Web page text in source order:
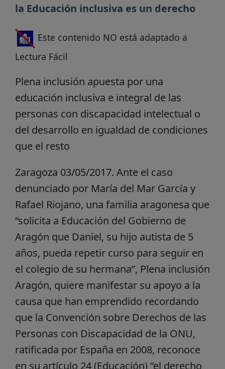
la Educación inclusiva es un derecho
Este contenido NO está adaptado a
Lectura Fácil
Plena inclusión apuesta por una
educación inclusiva e integral de las
personas con discapacidad intelectual o
del desarrollo en igualdad de condiciones
que el resto
Zaragoza 03/05/2017. Ante el caso
denunciado por María del Mar García y
Rafael Riojano, una familia aragonesa que
“solicita a Educación del Gobierno de
Aragón que Daniel, su hijo autista de 5
años, pueda repetir curso para seguir en
el colegio de su hermana”, Plena inclusión
Aragón, quiere manifestar su apoyo a la
causa que han emprendido recordando
que la Convención sobre Derechos de las
Personas con Discapacidad de la ONU,
ratificada por España en 2008, reconoce
en su artículo 24 (Educación) “el derecho